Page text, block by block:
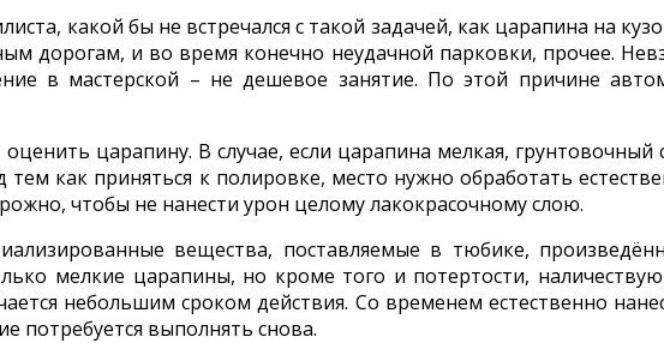
какой бы не встречался с такой задачей, как царапина на
дорогам, и во время конечно неудачной парковки, прочее.
в мастерской – не дешевое занятие. По этой причине
царапину. В случае, если царапина мелкая,
как приняться к полировке, место нужно обработать
чтобы не нанести урон целому лакокрасочному слою.
вещества, поставляемые в тюбике,
мелкие царапины, но кроме того и потертости,
небольшим сроком действия. Со временем естественно
потребуется выполнять снова.